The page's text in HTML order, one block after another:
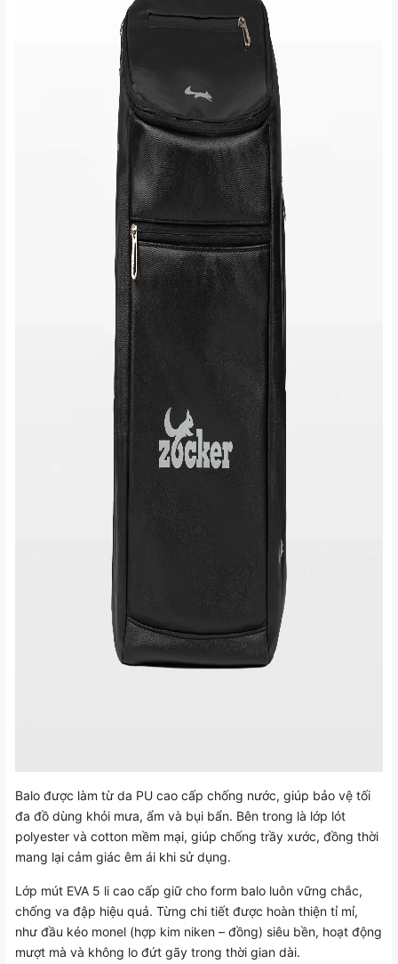
Balo được làm từ da PU cao cấp chống nước, giúp bảo vệ tối
đa đồ dùng khỏi mưa, ẩm và bụi bẩn. Bên trong là lớp lót
polyester và cotton mềm mại, giúp chống trầy xước, đồng thời
mang lại cảm giác êm ái khi sử dụng.
Lớp mút EVA 5 li cao cấp giữ cho form balo luôn vững chắc,
chống va đập hiệu quả. Từng chi tiết được hoàn thiện tỉ mỉ,
như đầu kéo monel (hợp kim niken – đồng) siêu bền, hoạt động
mượt mà và không lo đứt gãy trong thời gian dài.